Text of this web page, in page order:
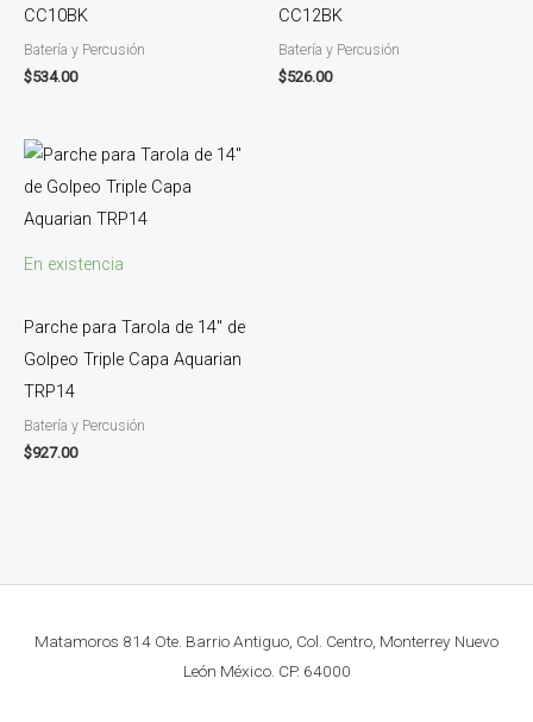
CC10BK
Batería y Percusión
$534.00
CC12BK
Batería y Percusión
$526.00
En existencia
Parche para Tarola de 14″ de
Golpeo Triple Capa Aquarian
TRP14
Batería y Percusión
$927.00
Matamoros 814 Ote. Barrio Antiguo, Col. Centro, Monterrey Nuevo
León México. CP. 64000